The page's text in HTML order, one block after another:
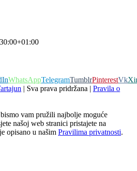
WhatsAppTelegramTumblrPinterestVk
| Sva prava pridržana | Pravila o
vam pružili najbolje moguće
našoj web stranici pristajete na
opisano u našim Pravilima privatnosti.